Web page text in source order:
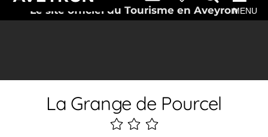
Le site officiel du Tourisme en AveyronMENU
La Grange de Pourcel
3